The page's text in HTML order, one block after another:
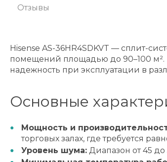
Отзывы
Hisense AS-36HR4SDKVT — сплит-
помещений площадью до 90–100 м².
надежность при эксплуатации в
Основные
Мощность и
торговых залах, где требуется
Уровень шума:Диапазон от 45